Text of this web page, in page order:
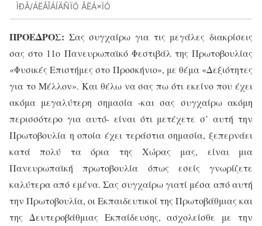
ÌÐÅ/ÁËÅÎÁÍÄÑÏÓ ÂËÁ×ÏÓ
ΠΡΟΕΔΡΟΣ: Σας συγχαίρω για τις μεγάλες διακρίσεις
σας στο 11ο Πανευρωπαϊκό Φεστιβάλ της Πρωτοβουλίας
«Φυσικές Επιστήμες στο Προσκήνιο», με θέμα «Δεξιότητες
για το Μέλλον». Και θέλω να σας πω ότι εκείνο που έχει
ακόμα μεγαλύτερη σημασία -και σας συγχαίρω ακόμη
περισσότερο για αυτό- είναι ότι μετέχετε σ’ αυτή την
Πρωτοβουλία η οποία έχει τεράστια σημασία, ξεπερνάει
κατά πολύ τα όρια της Χώρας μας, είναι μια
Πανευρωπαϊκή πρωτοβουλία όπως εσείς γνωρίζετε
καλύτερα από εμένα. Σας συγχαίρω γιατί μέσα από αυτή
την Πρωτοβουλία, οι Εκπαιδευτικοί της Πρωτοβάθμιας και
της Δευτεροβάθμιας Εκπαίδευσης, ασχολείσθε με την